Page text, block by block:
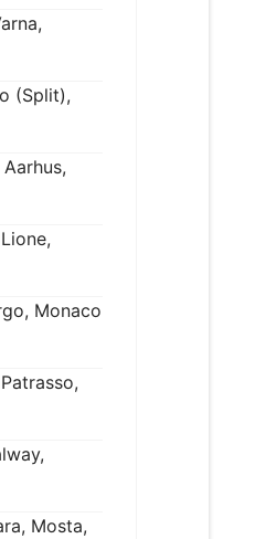
(Split),
Monaco
Mosta,